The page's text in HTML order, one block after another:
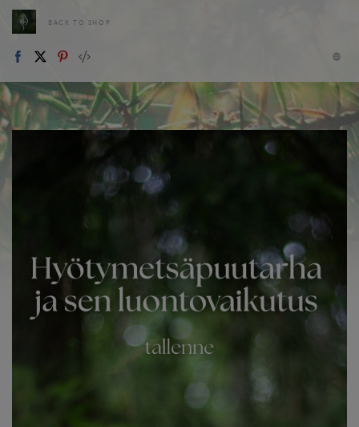
BACK TO SHOP